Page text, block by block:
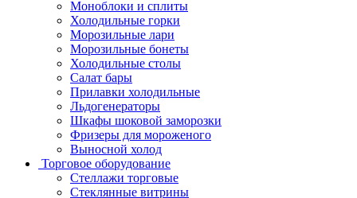
Моноблоки и сплиты
Холодильные горки
Морозильные лари
Морозильные бонеты
Холодильные столы
Салат бары
Прилавки холодильные
Льдогенераторы
Шкафы шоковой заморозки
Фризеры для мороженого
Выносной холод
Торговое оборудование
Стеллажи торговые
Стеклянные витрины